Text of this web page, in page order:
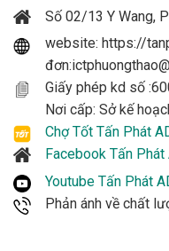
Số 02/13 Y Wang,
website: https://
Giấy phép kd số
Nơi cấp: Sở kế
Chợ Tốt Tấn Phát
Facebook Tấn Phát
Youtube Tấn Phát
Phản ánh về chất